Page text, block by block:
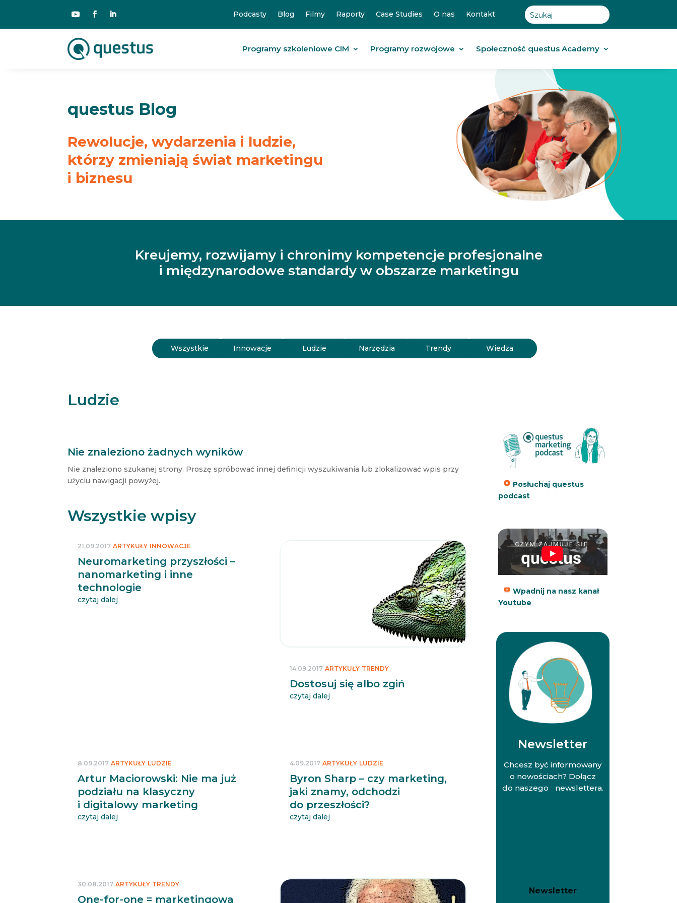
Podcasty Blog Filmy Raporty Case Studies O nas Kontakt
Programy szkoleniowe CIM Programy rozwojowe Społeczność questus Academy
questus Blog
Rewolucje, wydarzenia i ludzie,
którzy zmieniają świat marketingu
i biznesu
Kreujemy, rozwijamy i chronimy kompetencje profesjonalne
i międzynarodowe standardy w obszarze marketingu
Wszystkie Innowacje Ludzie Narzędzia Trendy Wiedza
Ludzie
Nie znaleziono żadnych wyników
Nie znaleziono szukanej strony. Proszę spróbować innej definicji wyszukiwania lub zlokalizować wpis przy
użyciu nawigacji powyżej.
Wszystkie wpisy
Neuromarketing przyszłości –
nanomarketing i inne
technologie
21.09.2017 ARTYKUŁY INNOWACJE
czytaj dalej
Dostosuj się albo zgiń
14.09.2017 ARTYKUŁY TRENDY
czytaj dalej
Artur Maciorowski: Nie ma już
podziału na klasyczny
i digitalowy marketing
8.09.2017 ARTYKUŁY LUDZIE
czytaj dalej
Byron Sharp – czy marketing,
jaki znamy, odchodzi
do przeszłości?
4.09.2017 ARTYKUŁY LUDZIE
czytaj dalej
One-for-one = marketingowa
30.08.2017 ARTYKUŁY TRENDY
Posłuchaj questus
podcast
Wpadnij na nasz kanał
Youtube
Newsletter
Chcesz być informowany
o nowościach? Dołącz
do naszego newslettera.
e
e
Newsletter